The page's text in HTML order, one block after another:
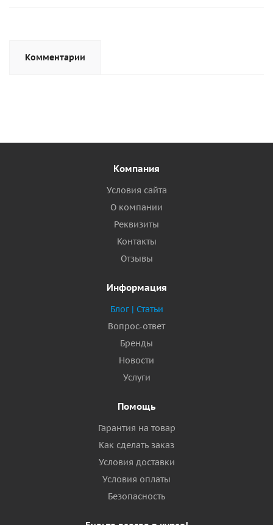
Комментарии
Компания
Условия сайта
О компании
Реквизиты
Контакты
Отзывы
Информация
Блог | Статьи
Вопрос-ответ
Бренды
Новости
Услуги
Помощь
Гарантия на товар
Как сделать заказ
Условия доставки
Условия оплаты
Безопасность